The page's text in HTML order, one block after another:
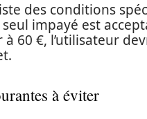
des conditions
impayé est
à 60 €, l’utilisateur
à éviter